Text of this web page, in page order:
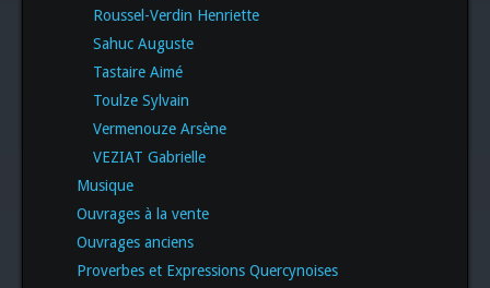
Roussel-Verdin Henriette
Sahuc Auguste
Tastaire Aimé
Toulze Sylvain
Vermenouze Arsène
VEZIAT Gabrielle
Musique
Ouvrages à la vente
Ouvrages anciens
Proverbes et Expressions Quercynoises